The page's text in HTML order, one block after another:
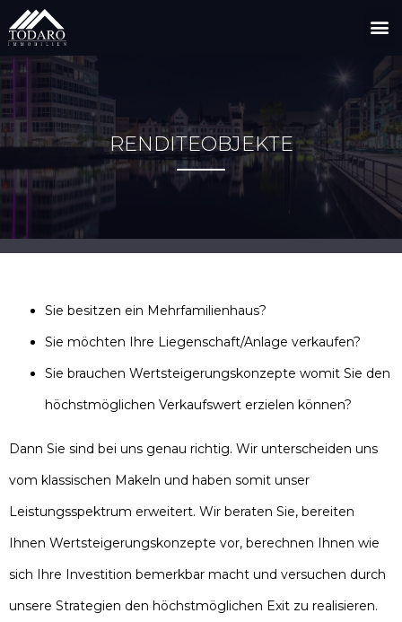
RENDITEOBJEKTE
Sie besitzen ein Mehrfamilienhaus?
Sie möchten Ihre Liegenschaft/Anlage verkaufen?
Sie brauchen Wertsteigerungskonzepte womit Sie den
höchstmöglichen Verkaufswert erzielen können?
Dann Sie sind bei uns genau richtig. Wir unterscheiden uns
vom klassischen Makeln und haben somit unser
Leistungsspektrum erweitert. Wir beraten Sie, bereiten
Ihnen Wertsteigerungskonzepte vor, berechnen Ihnen wie
sich Ihre Investition bemerkbar macht und versuchen durch
unsere Strategien den höchstmöglichen Exit zu realisieren.